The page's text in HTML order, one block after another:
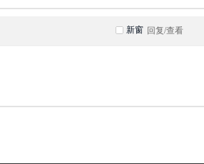
新窗 回复/查看